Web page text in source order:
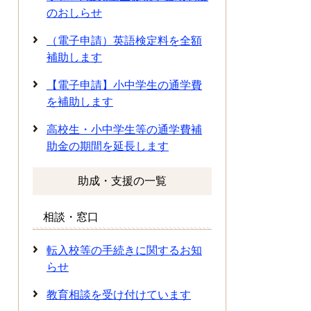
のおしらせ
（電子申請）英語検定料を全額
補助します
【電子申請】小中学生の通学費
を補助します
高校生・小中学生等の通学費補
助金の期間を延長します
助成・支援の一覧
相談・窓口
転入校等の手続きに関するお知
らせ
教育相談を受け付けています